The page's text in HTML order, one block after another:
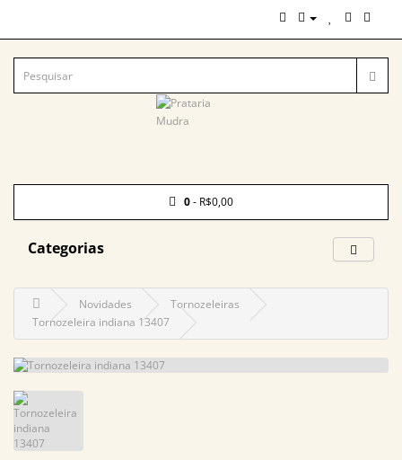
0- R$0,00
Categorias
Novidades
Tornozeleiras
Tornozeleira indiana 13407